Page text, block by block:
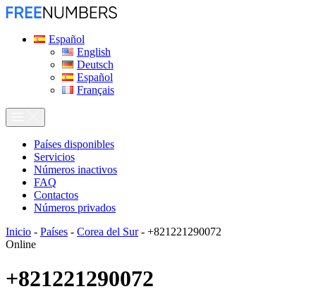
Español
English
Deutsch
Español
Français
Países disponibles
Servicios
Números inactivos
FAQ
Contactos
Números privados
Inicio - Países - Corea del Sur- +821221290072
Online
+821221290072